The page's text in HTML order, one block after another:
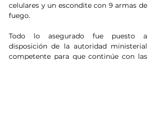
celulares y un escondite con 9 armas de
fuego.
Todo lo asegurado fue puesto a
disposición de la autoridad ministerial
competente para que continúe con las